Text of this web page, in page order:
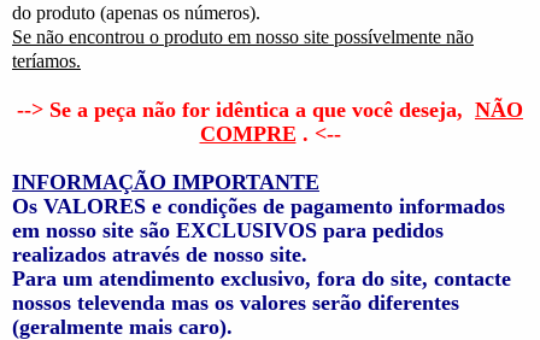
do produto (apenas os números).
Se não encontrou o produto em nosso site possívelmente não
teríamos.
--> Se a peça não for idêntica a que você deseja, NÃO
COMPRE . <--
INFORMAÇÃO IMPORTANTE
Os VALORES e condições de pagamento informados
em nosso site são EXCLUSIVOS para pedidos
realizados através de nosso site.
Para um atendimento exclusivo, fora do site, contacte
nossos televenda mas os valores serão diferentes
(geralmente mais caro).